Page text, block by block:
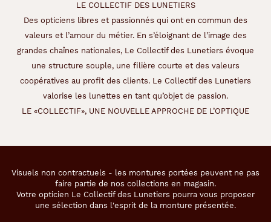
LE COLLECTIF DES LUNETIERS
Des opticiens libres et passionnés qui ont en commun des
valeurs et l’amour du métier. En s’éloignant de l’image des
grandes chaînes nationales, Le Collectif des Lunetiers évoque
une structure souple, une filière courte et des valeurs
coopératives au profit des clients. Le Collectif des Lunetiers
valorise les lunettes en tant qu’objet de passion.
LE «COLLECTIF», UNE NOUVELLE APPROCHE DE L’OPTIQUE
Visuels non contractuels - les montures portées peuvent ne pas
faire partie de nos collections en magasin.
Votre opticien Le Collectif des Lunetiers pourra vous proposer
une sélection dans l'esprit de la monture présentée.